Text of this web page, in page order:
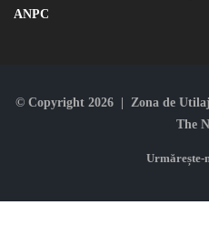
ANPC
© Copyright 2026 | Zona de
The
Urmărește-